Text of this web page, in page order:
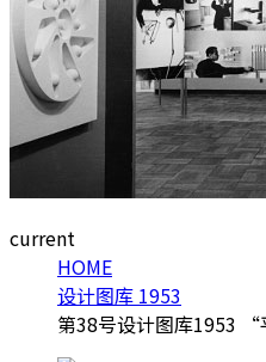
current
HOME
设计图库 1953
第38号设计图库1953 “